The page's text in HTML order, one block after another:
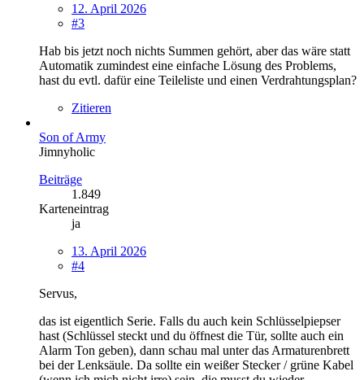
12. April 2026
#3
Hab bis jetzt noch nichts Summen gehört, aber das wäre statt
Automatik zumindest eine einfache Lösung des Problems,
hast du evtl. dafür eine Teileliste und einen Verdrahtungsplan?
Zitieren
Son of Army
Jimnyholic
Beiträge
1.849
Karteneintrag
ja
13. April 2026
#4
Servus,
das ist eigentlich Serie. Falls du auch kein Schlüsselpiepser
hast (Schlüssel steckt und du öffnest die Tür, sollte auch ein
Alarm Ton geben), dann schau mal unter das Armaturenbrett
bei der Lenksäule. Da sollte ein weißer Stecker / grüne Kabel